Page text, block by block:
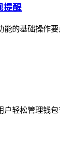
提醒
的基础操作
轻松管理钱